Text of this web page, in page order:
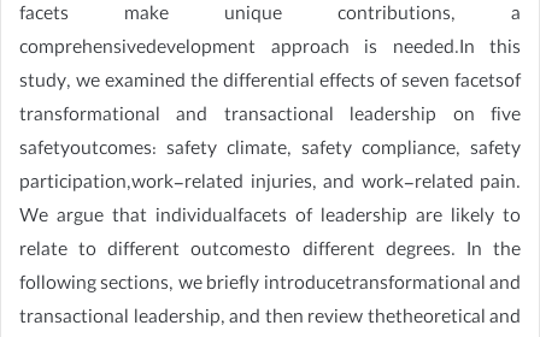
facets make unique contributions, a
comprehensivedevelopment approach is needed.In this
study, we examined the differential effects of seven facetsof
transformational and transactional leadership on five
safetyoutcomes: safety climate, safety compliance, safety
participation,work-related injuries, and work-related pain.
We argue that individualfacets of leadership are likely to
relate to different outcomesto different degrees. In the
following sections, we briefly introducetransformational and
transactional leadership, and then review thetheoretical and